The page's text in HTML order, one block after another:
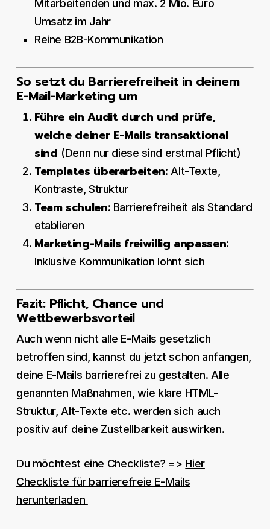
Mitarbeitenden und max. 2 Mio. Euro
Umsatz im Jahr
Reine B2B-Kommunikation
So setzt du Barrierefreiheit in deinem
E-Mail-Marketing um
Führe ein Audit durch und prüfe,
welche deiner E-Mails transaktional
sind (Denn nur diese sind erstmal Pflicht)
Templates überarbeiten: Alt-Texte,
Kontraste, Struktur
Team schulen: Barrierefreiheit als Standard
etablieren
Marketing-Mails freiwillig anpassen:
Inklusive Kommunikation lohnt sich
Fazit: Pflicht, Chance und
Wettbewerbsvorteil
Auch wenn nicht alle E-Mails gesetzlich
betroffen sind, kannst du jetzt schon anfangen,
deine E-Mails barrierefrei zu gestalten. Alle
genannten Maßnahmen, wie klare HTML-
Struktur, Alt-Texte etc. werden sich auch
positiv auf deine Zustellbarkeit auswirken.
Du möchtest eine Checkliste? => Hier
Checkliste für barrierefreie E-Mails
herunterladen